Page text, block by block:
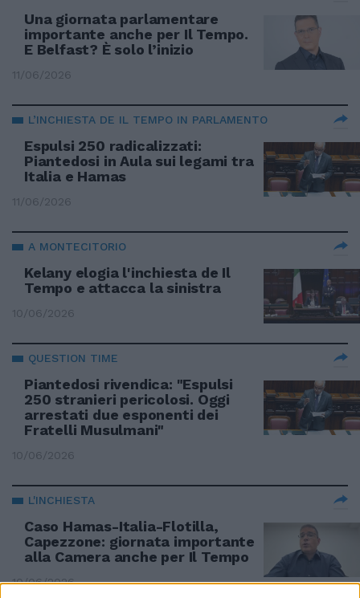
Una giornata parlamentare
importante anche per Il Tempo.
E Belfast? È solo l’inizio
11/06/2026
L’INCHIESTA DE IL TEMPO IN PARLAMENTO
Espulsi 250 radicalizzati:
Piantedosi in Aula sui legami tra
Italia e Hamas
11/06/2026
A MONTECITORIO
Kelany elogia l'inchiesta de Il
Tempo e attacca la sinistra
10/06/2026
QUESTION TIME
Piantedosi rivendica: "Espulsi
250 stranieri pericolosi. Oggi
arrestati due esponenti dei
Fratelli Musulmani"
10/06/2026
L'INCHIESTA
Caso Hamas-Italia-Flotilla,
Capezzone: giornata importante
alla Camera anche per Il Tempo
10/06/2026